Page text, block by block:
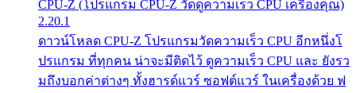
CPU-Z (โปรแกรม CPU-Z วัดดูความเร็ว CPU เครื่องคุณ)
2.20.1
ดาวน์โหลด CPU-Z โปรแกรมวัดความเร็ว CPU อีกหนึ่งโ
ปรแกรม ที่ทุกคน น่าจะมีติดไว้ ดูความเร็ว CPU และ ยังรว
มถึงบอกค่าต่างๆ ทั้งฮารด์แวร์ ซอฟต์แวร์ ในเครื่องด้วย ฟ